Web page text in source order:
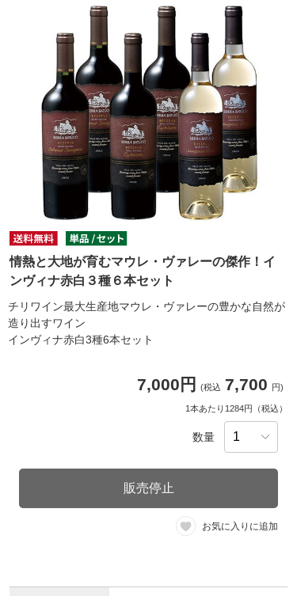
情熱と大地が育むマウレ・ヴァレーの傑作！イ
ンヴィナ赤白３種６本セット
チリワイン最大生産地マウレ・ヴァレーの豊かな自然が
造り出すワイン
インヴィナ赤白3種6本セット
7,000円 (税込 7,700 円)
1本あたり1284円（税込）
数量
販売停止
お気に入りに追加